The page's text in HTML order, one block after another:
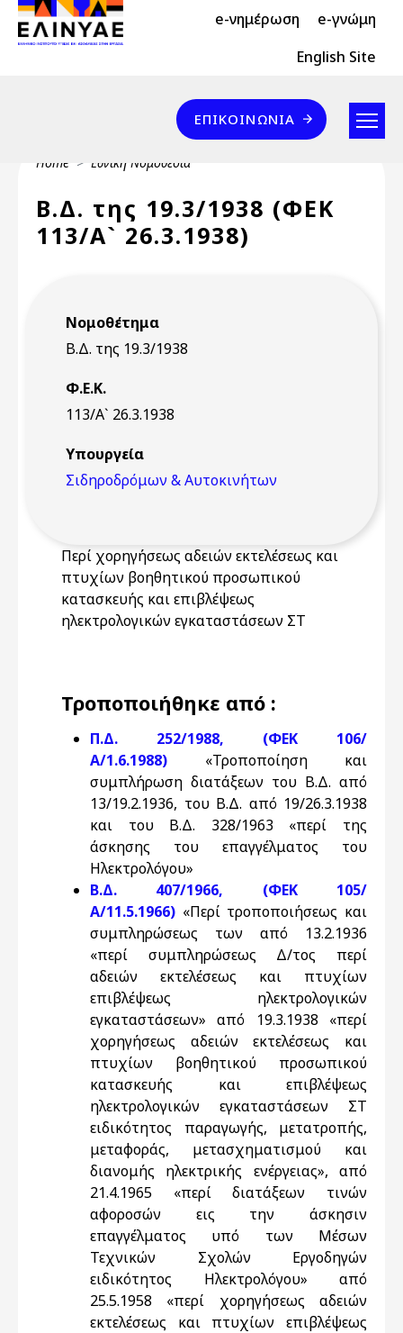
Skip to main content
Header Top 2 e-νημέρωση e-γνώμη
Header Top English Site
Επικοινωνία
ΕΠΙΚΟΙΝΩΝΊΑ
Breadcrumb
Home Εθνική Νομοθεσία
Β.Δ. της 19.3/1938 (ΦΕΚ
113/Α` 26.3.1938)
Νομοθέτημα
Β.Δ. της 19.3/1938
Φ.Ε.Κ.
113/Α` 26.3.1938
Υπουργεία
Σιδηροδρόμων & Αυτοκινήτων
Περί χορηγήσεως αδειών εκτελέσεως και
πτυχίων βοηθητικού προσωπικού
κατασκευής και επιβλέψεως
ηλεκτρολογικών εγκαταστάσεων ΣΤ
Τροποποιήθηκε από :
Π.Δ. 252/1988, (ΦΕΚ 106/
Α/1.6.1988) «Τροποποίηση και
συμπλήρωση διατάξεων του Β.Δ. από
13/19.2.1936, του Β.Δ. από 19/26.3.1938
και του Β.Δ. 328/1963 «περί της
άσκησης του επαγγέλματος του
Ηλεκτρολόγου»
Β.Δ. 407/1966, (ΦΕΚ 105/
Α/11.5.1966) «Περί τροποποιήσεως και
συμπληρώσεως των από 13.2.1936
«περί συμπληρώσεως Δ/τος περί
αδειών εκτελέσεως και πτυχίων
επιβλέψεως ηλεκτρολογικών
εγκαταστάσεων» από 19.3.1938 «περί
χορηγήσεως αδειών εκτελέσεως και
πτυχίων βοηθητικού προσωπικού
κατασκευής και επιβλέψεως
ηλεκτρολογικών εγκαταστάσεων ΣΤ
ειδικότητος παραγωγής, μετατροπής,
μεταφοράς, μετασχηματισμού και
διανομής ηλεκτρικής ενέργειας», από
21.4.1965 «περί διατάξεων τινών
αφοροσών εις την άσκησιν
επαγγέλματος υπό των Μέσων
Τεχνικών Σχολών Εργοδηγών
ειδικότητος Ηλεκτρολόγου» από
25.5.1958 «περί χορηγήσεως αδειών
εκτελέσεως και πτυχίων επιβλέψεως